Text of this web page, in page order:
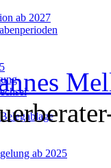
ab 2027
ab 2025